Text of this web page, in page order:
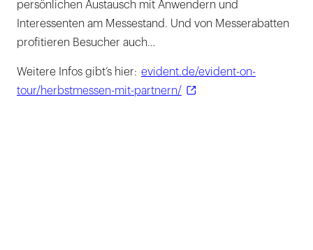
persönlichen Austausch mit Anwendern und
Interessenten am Messestand. Und von Messerabatten
profitieren Besucher auch…
Weitere Infos gibt’s hier: evident.de/evident-on-
tour/herbstmessen-mit-partnern/